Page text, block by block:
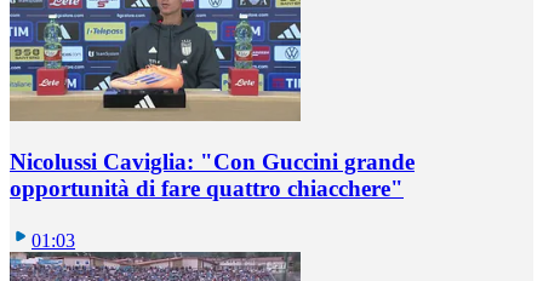
Nicolussi Caviglia: "Con Guccini grande
opportunità di fare quattro chiacchere"
01:03